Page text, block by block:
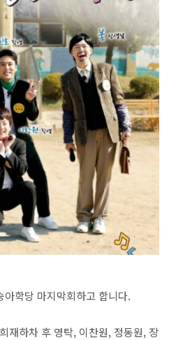
아학당 마지막회하고 합니다.
재하차 후 영탁, 이찬원, 정동원, 장